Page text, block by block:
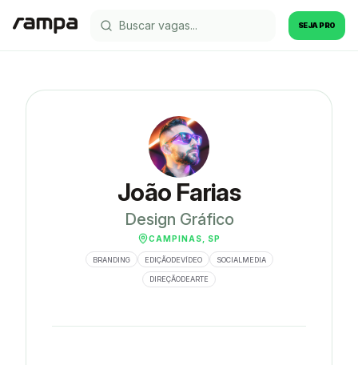
SEJA PRO
João Farias
Design Gráfico
CAMPINAS, SP
BRANDING EDIÇÃODEVÍDEO SOCIALMEDIA
DIREÇÃODEARTE